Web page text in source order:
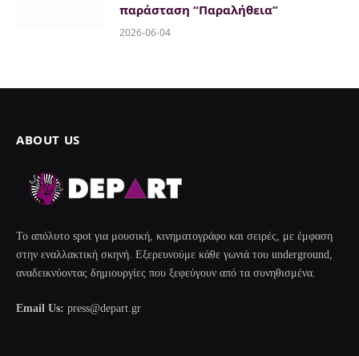
παράσταση “Παραλήθεια”
2026-06-04
ABOUT US
Το απόλυτο spot για μουσική, κινηματογράφο και σειρές, με έμφαση
στην εναλλακτική σκηνή. Εξερευνούμε κάθε γωνιά του underground,
αναδεικνύοντας δημιουργίες που ξεφεύγουν από τα συνηθισμένα.
Email Us: press@depart.gr